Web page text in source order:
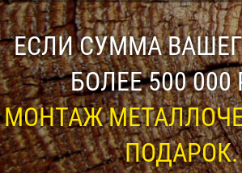
ЕСЛИ СУММА
БОЛЕЕ 500 000
МОНТАЖ
ПОДАРОК.